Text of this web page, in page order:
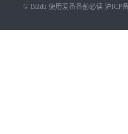
© Baidu 使用爱番番前必读 沪ICP